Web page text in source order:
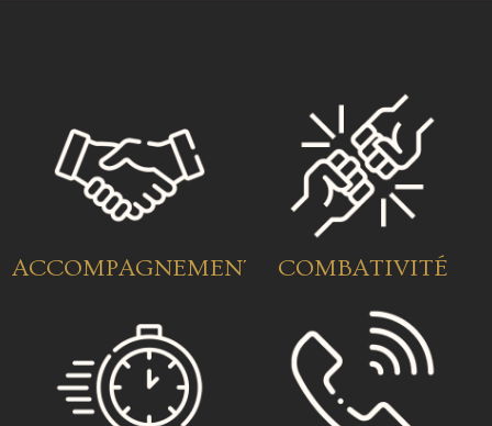
ACCOMPAGNEMENT COMBATIVITÉ